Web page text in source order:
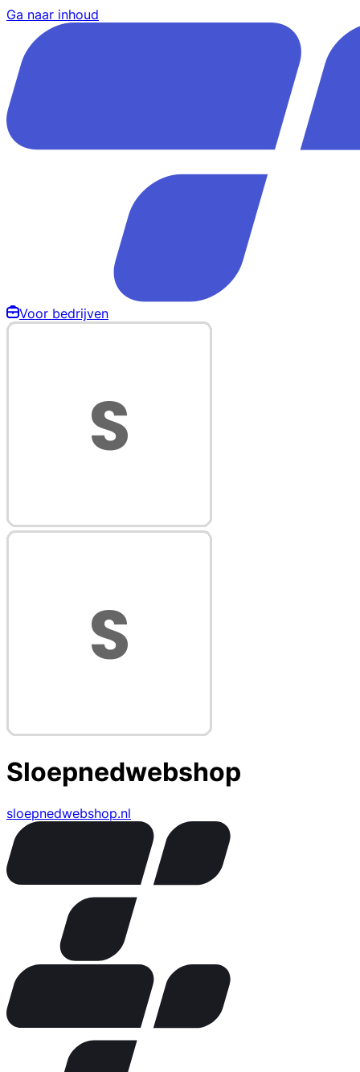
Ga naar inhoud
Voor bedrijven
Sloepnedwebshop
sloepnedwebshop.nl